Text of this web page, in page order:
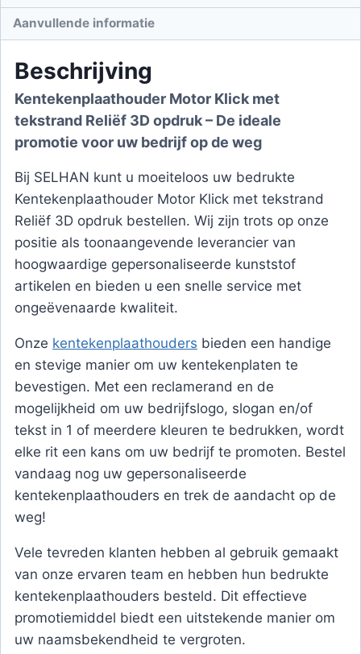
Aanvullende informatie
Beschrijving
Kentekenplaathouder Motor Klick met
tekstrand Reliëf 3D opdruk – De ideale
promotie voor uw bedrijf op de weg
Bij SELHAN kunt u moeiteloos uw bedrukte
Kentekenplaathouder Motor Klick met tekstrand
Reliëf 3D opdruk bestellen. Wij zijn trots op onze
positie als toonaangevende leverancier van
hoogwaardige gepersonaliseerde kunststof
artikelen en bieden u een snelle service met
ongeëvenaarde kwaliteit.
Onze kentekenplaathouders bieden een handige
en stevige manier om uw kentekenplaten te
bevestigen. Met een reclamerand en de
mogelijkheid om uw bedrijfslogo, slogan en/of
tekst in 1 of meerdere kleuren te bedrukken, wordt
elke rit een kans om uw bedrijf te promoten. Bestel
vandaag nog uw gepersonaliseerde
kentekenplaathouders en trek de aandacht op de
weg!
Vele tevreden klanten hebben al gebruik gemaakt
van onze ervaren team en hebben hun bedrukte
kentekenplaathouders besteld. Dit effectieve
promotiemiddel biedt een uitstekende manier om
uw naamsbekendheid te vergroten.